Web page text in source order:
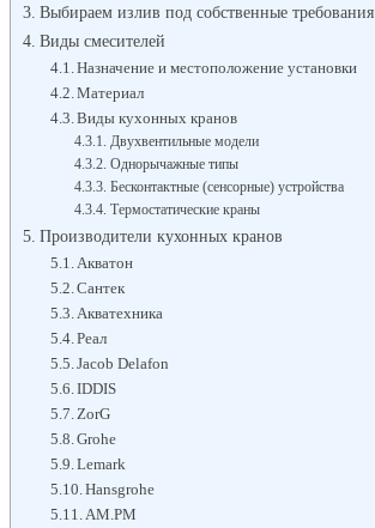
Выбираем излив под собственные требования
Виды смесителей
Назначение и местоположение установки
Материал
Виды кухонных кранов
Двухвентильные модели
Однорычажные типы
Бесконтактные (сенсорные) устройства
Термостатические краны
Производители кухонных кранов
Акватон
Сантек
Акватехника
Реал
Jacob Delafon
IDDIS
ZorG
Grohe
Lemark
Hansgrohe
AM.PM